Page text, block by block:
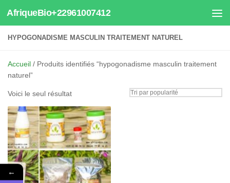
Au dessous du contenu
AfriqueBio+22961007412
HYPOGONADISME MASCULIN TRAITEMENT NATUREL
Accueil / Produits identifiés “hypogonadisme masculin traitement
naturel”
Voici le seul résultat
←